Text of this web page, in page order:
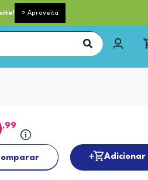
> Aproveita
porte grátis acima de 35€*
,99
Adicionar